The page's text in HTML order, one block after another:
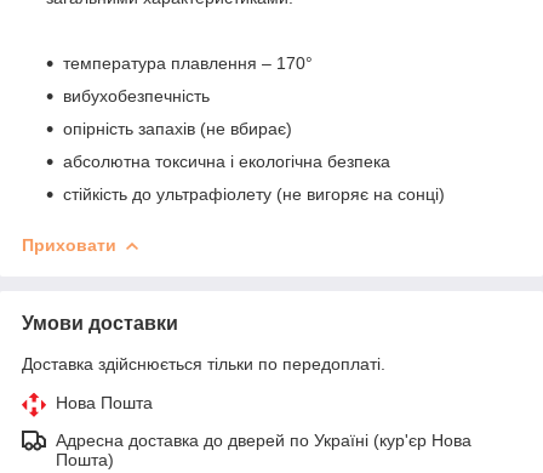
температура плавлення – 170°
вибухобезпечність
опірність запахів (не вбирає)
абсолютна токсична і екологічна безпека
стійкість до ультрафіолету (не вигоряє на сонці)
Приховати
Умови доставки
Доставка здійснюється тільки по передоплаті.
Нова Пошта
Адресна доставка до дверей по Україні (кур'єр Нова
Пошта)